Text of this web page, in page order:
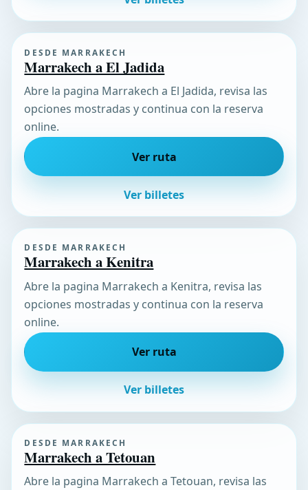
DESDE MARRAKECH
Marrakech a El Jadida
Abre la pagina Marrakech a El Jadida, revisa las
opciones mostradas y continua con la reserva
online.
Ver ruta
Ver billetes
DESDE MARRAKECH
Marrakech a Kenitra
Abre la pagina Marrakech a Kenitra, revisa las
opciones mostradas y continua con la reserva
online.
Ver ruta
Ver billetes
DESDE MARRAKECH
Marrakech a Tetouan
Abre la pagina Marrakech a Tetouan, revisa las